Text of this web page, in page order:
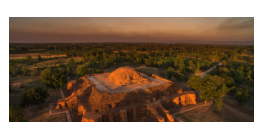
ศรีเทพ ตำบลศรีเทพ อำเภอศรีเทพ จังหวัดเพชรบูรณ์